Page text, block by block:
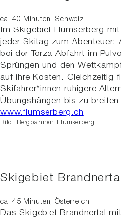
ca. 40 Minuten, Schweiz
Im Skigebiet Flumserberg mit
jeder Skitag zum Abenteuer:
bei der Terza-Abfahrt im
Sprüngen und den
auf ihre Kosten. Gleichzeitig
Skifahrer*innen ruhigere
Übungshängen bis zu breiten
www.flumserberg.ch
Bild: Bergbahnen Flumserberg
Skigebiet Brandnertal
ca. 45 Minuten, Österreich
Das Skigebiet Brandnertal mit